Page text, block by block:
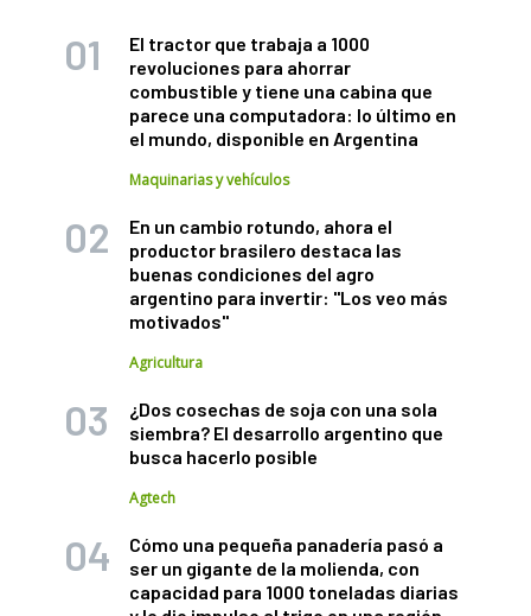
El tractor que trabaja a 1000
revoluciones para ahorrar
combustible y tiene una cabina que
parece una computadora: lo último en
el mundo, disponible en Argentina
Maquinarias y vehículos
En un cambio rotundo, ahora el
productor brasilero destaca las
buenas condiciones del agro
argentino para invertir: "Los veo más
motivados"
Agricultura
¿Dos cosechas de soja con una sola
siembra? El desarrollo argentino que
busca hacerlo posible
Agtech
Cómo una pequeña panadería pasó a
ser un gigante de la molienda, con
capacidad para 1000 toneladas diarias